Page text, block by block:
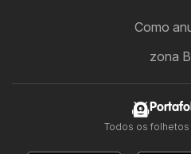
Como
zona
Todos os folhetos